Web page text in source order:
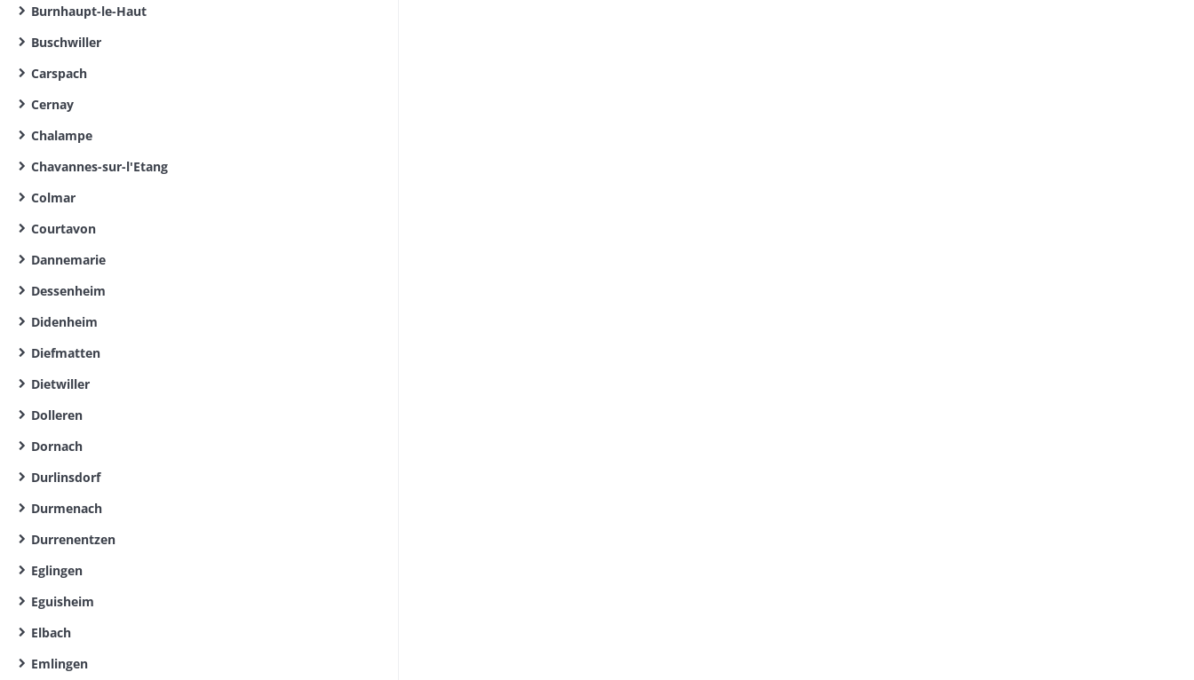
Burnhaupt-le-Haut
Buschwiller
Carspach
Cernay
Chalampe
Chavannes-sur-l'Etang
Colmar
Courtavon
Dannemarie
Dessenheim
Didenheim
Diefmatten
Dietwiller
Dolleren
Dornach
Durlinsdorf
Durmenach
Durrenentzen
Eglingen
Eguisheim
Elbach
Emlingen